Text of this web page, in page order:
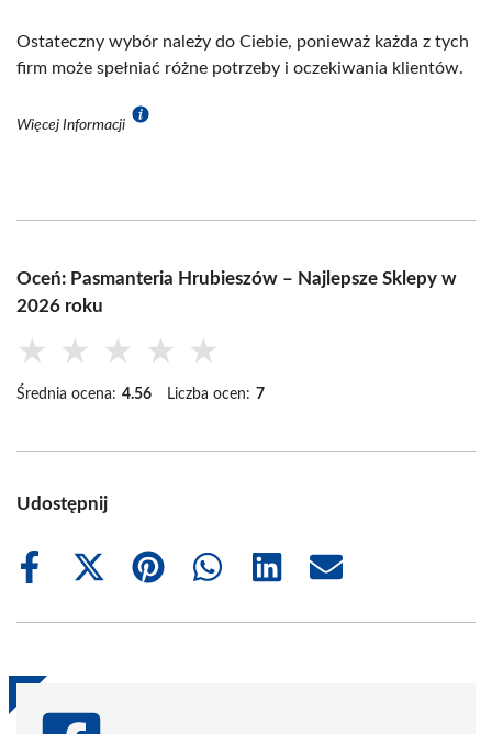
Ostateczny wybór należy do Ciebie, ponieważ każda z tych
firm może spełniać różne potrzeby i oczekiwania klientów.
Więcej Informacji
Oceń: Pasmanteria Hrubieszów – Najlepsze Sklepy w
2026 roku
★ ★ ★ ★ ★
Średnia ocena: 4.56 Liczba ocen: 7
Udostępnij
Share
Share
(Twitter)
Share
Share
Share
Share